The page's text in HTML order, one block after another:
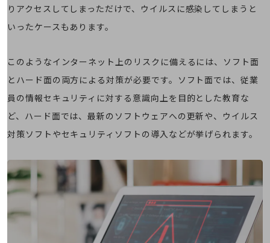
モビリティ
小売業
キーワードで探す
モバイルTOP
法人向けスマホ・携帯に関する、
製品
ビジネス向けスマートフォン
タフネススマートフォン
データ通信製品
りアクセスしてしまっただけで、ウイルスに感染してしまうと
いったケースもあります。
このようなインターネット上のリスクに備えるには、ソフト面
とハード面の両方による対策が必要です。ソフト面では、従業
員の情報セキュリティに対する意識向上を目的とした教育な
ど、ハード面では、最新のソフトウェアへの更新や、ウイルス
対策ソフトやセキュリティソフトの導入などが挙げられます。